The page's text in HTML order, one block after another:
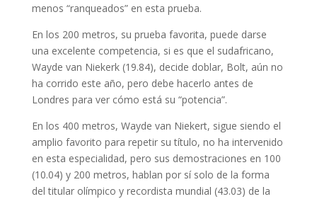
menos “ranqueados” en esta prueba.
En los 200 metros, su prueba favorita, puede darse
una excelente competencia, si es que el sudafricano,
Wayde van Niekerk (19.84), decide doblar, Bolt, aún no
ha corrido este año, pero debe hacerlo antes de
Londres para ver cómo está su “potencia”.
En los 400 metros, Wayde van Niekert, sigue siendo el
amplio favorito para repetir su título, no ha intervenido
en esta especialidad, pero sus demostraciones en 100
(10.04) y 200 metros, hablan por sí solo de la forma
del titular olímpico y recordista mundial (43.03) de la